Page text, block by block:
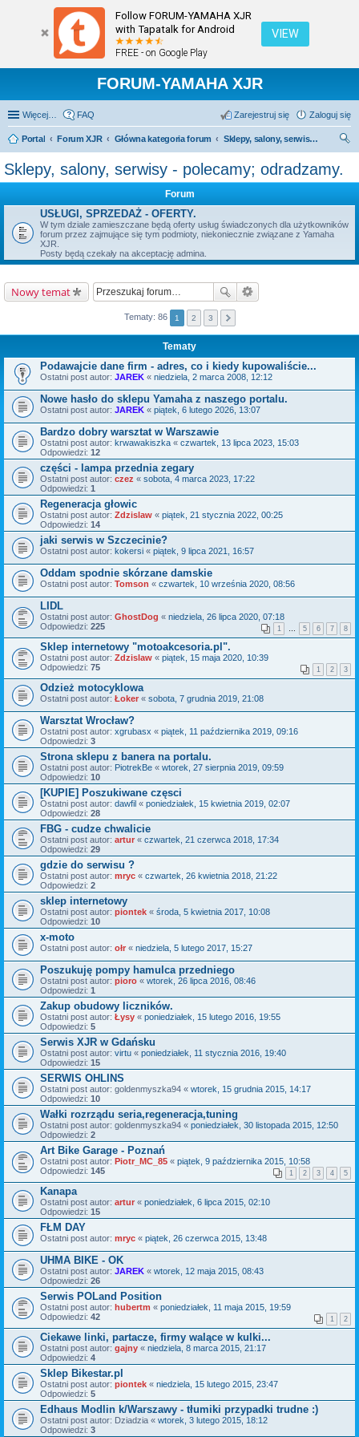
Follow FORUM-YAMAHA XJR
with Tapatalk for Android
FREE - on Google Play
VIEW
FORUM-YAMAHA XJR
Więcej… FAQ Zaloguj się
Zarejestruj się
Portal Forum XJR Główna kategoria forum
Sklepy, salony, serwisy - polecamy; odradzamy.
kaj
Sklepy, salony, serwisy - polecamy; odradzamy.
Forum
USŁUGI, SPRZEDAŻ - OFERTY.
W tym dziale zamieszczane będą oferty usług świadczonych dla użytkowników
forum przez zajmujące się tym podmioty, niekoniecznie związane z Yamaha
XJR.
Posty będą czekały na akceptację admina.
Nowy temat
Tematy: 86 1 2 3
Tematy
Podawajcie dane firm - adres, co i kiedy kupowaliście...
Ostatni post autor: JAREK « niedziela, 2 marca 2008, 12:12
Nowe hasło do sklepu Yamaha z naszego portalu.
Ostatni post autor: JAREK « piątek, 6 lutego 2026, 13:07
Bardzo dobry warsztat w Warszawie
Ostatni post autor: krwawakiszka « czwartek, 13 lipca 2023, 15:03
Odpowiedzi: 12
części - lampa przednia zegary
Ostatni post autor: czez « sobota, 4 marca 2023, 17:22
Odpowiedzi: 1
Regeneracja głowic
Ostatni post autor: Zdzislaw « piątek, 21 stycznia 2022, 00:25
Odpowiedzi: 14
jaki serwis w Szczecinie?
Ostatni post autor: kokersi « piątek, 9 lipca 2021, 16:57
Oddam spodnie skórzane damskie
Ostatni post autor: Tomson « czwartek, 10 września 2020, 08:56
LIDL
Ostatni post autor: GhostDog « niedziela, 26 lipca 2020, 07:18
Odpowiedzi: 225 1 … 5 6 7 8
Sklep internetowy "motoakcesoria.pl".
Ostatni post autor: Zdzislaw « piątek, 15 maja 2020, 10:39
Odpowiedzi: 75 1 2 3
Odzież motocyklowa
Ostatni post autor: Łoker « sobota, 7 grudnia 2019, 21:08
Warsztat Wrocław?
Ostatni post autor: xgrubasx « piątek, 11 października 2019, 09:16
Odpowiedzi: 3
Strona sklepu z banera na portalu.
Ostatni post autor: PiotrekBe « wtorek, 27 sierpnia 2019, 09:59
Odpowiedzi: 10
[KUPIE] Poszukiwane częsci
Ostatni post autor: dawfil « poniedziałek, 15 kwietnia 2019, 02:07
Odpowiedzi: 28
FBG - cudze chwalicie
Ostatni post autor: artur « czwartek, 21 czerwca 2018, 17:34
Odpowiedzi: 29
gdzie do serwisu ?
Ostatni post autor: mryc « czwartek, 26 kwietnia 2018, 21:22
Odpowiedzi: 2
sklep internetowy
Ostatni post autor: piontek « środa, 5 kwietnia 2017, 10:08
Odpowiedzi: 10
x-moto
Ostatni post autor: ołr « niedziela, 5 lutego 2017, 15:27
Poszukuję pompy hamulca przedniego
Ostatni post autor: pioro « wtorek, 26 lipca 2016, 08:46
Odpowiedzi: 1
Zakup obudowy liczników.
Ostatni post autor: Łysy « poniedziałek, 15 lutego 2016, 19:55
Odpowiedzi: 5
Serwis XJR w Gdańsku
Ostatni post autor: virtu « poniedziałek, 11 stycznia 2016, 19:40
Odpowiedzi: 15
SERWIS OHLINS
Ostatni post autor: goldenmyszka94 « wtorek, 15 grudnia 2015, 14:17
Odpowiedzi: 10
Wałki rozrządu seria,regeneracja,tuning
Ostatni post autor: goldenmyszka94 « poniedziałek, 30 listopada 2015, 12:50
Odpowiedzi: 2
Art Bike Garage - Poznań
Ostatni post autor: Piotr_MC_85 « piątek, 9 października 2015, 10:58
Odpowiedzi: 145 1 2 3 4 5
Kanapa
Ostatni post autor: artur « poniedziałek, 6 lipca 2015, 02:10
Odpowiedzi: 15
FŁM DAY
Ostatni post autor: mryc « piątek, 26 czerwca 2015, 13:48
UHMA BIKE - OK
Ostatni post autor: JAREK « wtorek, 12 maja 2015, 08:43
Odpowiedzi: 26
Serwis POLand Position
Ostatni post autor: hubertm « poniedziałek, 11 maja 2015, 19:59
Odpowiedzi: 42 1 2
Ciekawe linki, partacze, firmy walące w kulki...
Ostatni post autor: gajny « niedziela, 8 marca 2015, 21:17
Odpowiedzi: 4
Sklep Bikestar.pl
Ostatni post autor: piontek « niedziela, 15 lutego 2015, 23:47
Odpowiedzi: 5
Edhaus Modlin k/Warszawy - tłumiki przypadki trudne :)
Ostatni post autor: Dziadzia « wtorek, 3 lutego 2015, 18:12
Odpowiedzi: 3